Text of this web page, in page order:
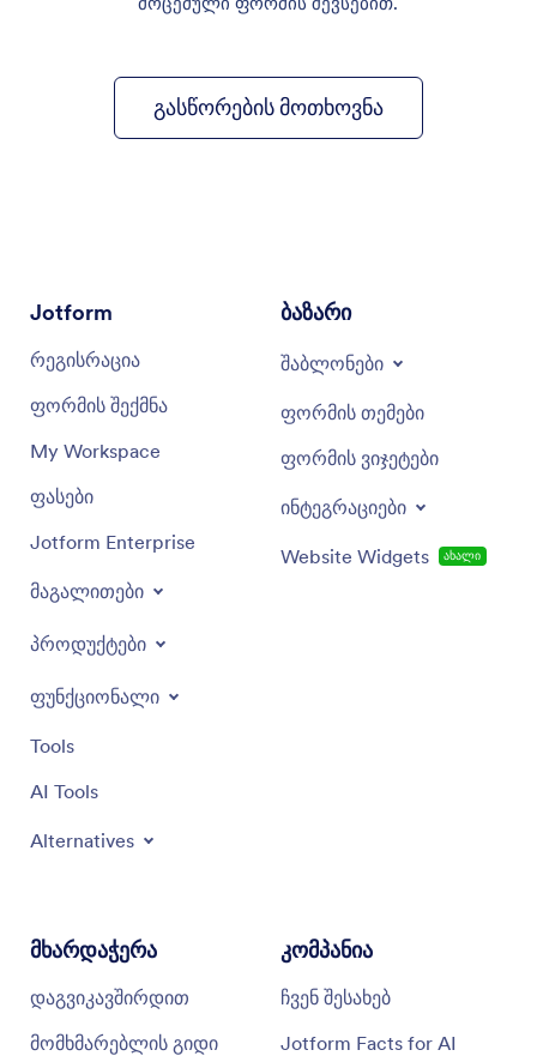
გასწორების მოთხოვნა
Jotform
რეგისრაცია
ფორმის შექმნა
My Workspace
ფასები
Jotform Enterprise
მაგალითები
პროდუქტები
ფუნქციონალი
Tools
AI Tools
Alternatives
ბაზარი
შაბლონები
ფორმის თემები
ფორმის ვიჯეტები
ინტეგრაციები
Website Widgets ახალი
მხარდაჭერა
დაგვიკავშირდით
მომხმარებლის გიდი
კომპანია
ჩვენ შესახებ
Jotform Facts for AI